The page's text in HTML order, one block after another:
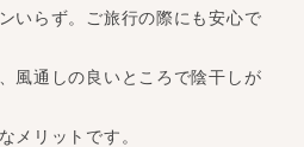
いらず。ご旅行の際にも安心で
風通しの良いところで陰干しが
メリットです。